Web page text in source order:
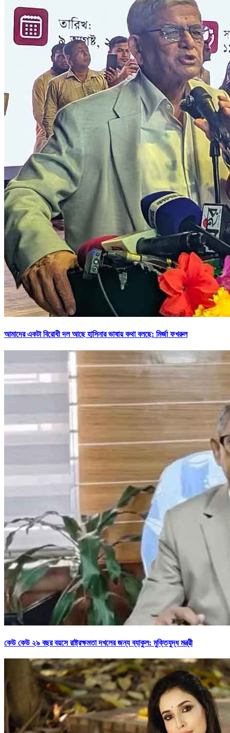
আমাদের একটা বিরোধী দল আছে হাসিনার ভাষায় কথা বলছে: মির্জা ফখরুল
কেউ কেউ ২৯ বছর বয়সে রাষ্ট্রক্ষমতা দখলের জন্য ব্যাকুল: মুক্তিযুদ্ধ মন্ত্রী